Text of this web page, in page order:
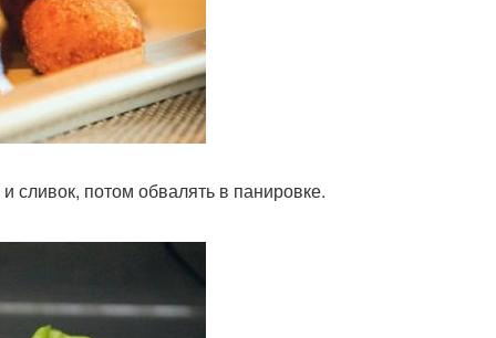
сливок, потом обвалять в панировке.